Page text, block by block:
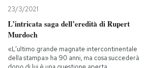
23/3/2021
L’intricata saga dell’eredità di Rupert
Murdoch
«L’ultimo grande magnate intercontinentale
della stampa» ha 90 anni, ma cosa succederà